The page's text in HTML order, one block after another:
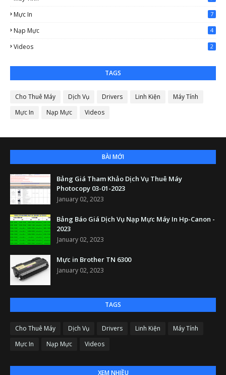
Mực In 7
Nạp Mực 4
Videos 2
TAGS
Cho Thuê Máy Dịch Vụ Drivers Linh Kiện
Máy Tính
Mực In
Nạp Mực Videos
BÀI MỚI
Bảng Giá Tham Khảo Dịch Vụ Thuê Máy
Photocopy 03-01-2023
January 02, 2023
Bảng Báo Giá Dịch Vụ Nạp Mực Máy In Hp-Canon -
2023
January 02, 2023
Mực in Brother TN 6300
January 02, 2023
TAGS
Cho Thuê Máy Dịch Vụ Drivers Linh Kiện
Máy Tính
Mực In
Nạp Mực Videos
XEM NHIỀU